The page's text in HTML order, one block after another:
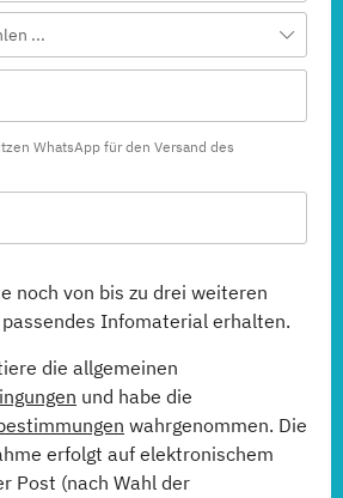
...
WhatsApp für den Versand des
noch von bis zu drei weiteren
passendes Infomaterial erhalten.
die allgemeinen
und habe die
wahrgenommen. Die
erfolgt auf elektronischem
Post (nach Wahl der